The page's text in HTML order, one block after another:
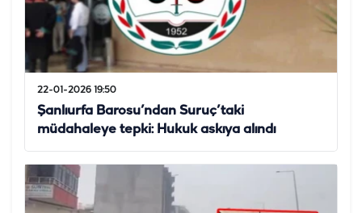
22-01-2026 19:50
Şanlıurfa Barosu’ndan Suruç’taki
müdahaleye tepki: Hukuk askıya alındı